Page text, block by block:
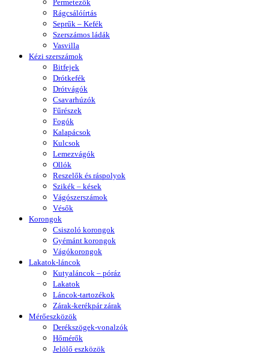
Permetezők
Rágcsálóírtás
Seprűk – Kefék
Szerszámos ládák
Vasvilla
Kézi szerszámok
Bitfejek
Drótkefék
Drótvágók
Csavarhúzók
Fűrészek
Fogók
Kalapácsok
Kulcsok
Lemezvágók
Ollók
Reszelők és ráspolyok
Szikék – kések
Vágószerszámok
Vésők
Korongok
Csiszoló korongok
Gyémánt korongok
Vágókorongok
Lakatok-láncok
Kutyaláncok – póráz
Lakatok
Láncok-tartozékok
Zárak-kerékpár zárak
Mérőeszközök
Derékszögek-vonalzók
Hőmérők
Jelölő eszközök